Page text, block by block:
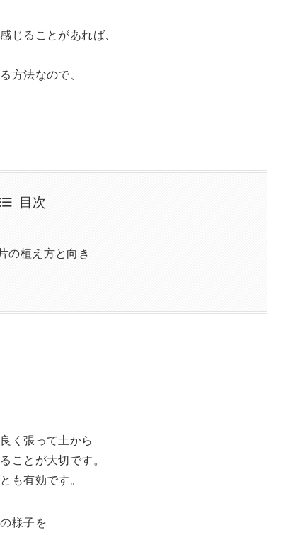
じることがあれば、
方法なので、
目次
の植え方と向き
く張って土から
ことが大切です。
も有効です。
様子を